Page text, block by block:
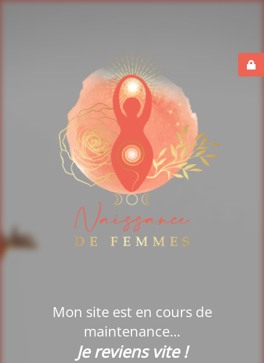
Mon site est en cours de
maintenance...
Je reviens vite !